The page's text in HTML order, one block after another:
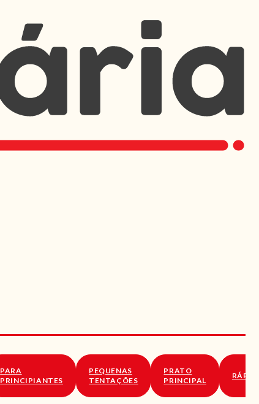
PARA
PRINCIPIANTES
PEQUENAS
TENTAÇÕES
PRATO
PRINCIPAL